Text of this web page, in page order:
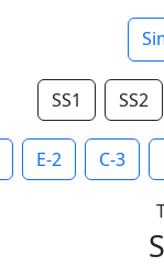
SS1 SS2
E-2 C-3